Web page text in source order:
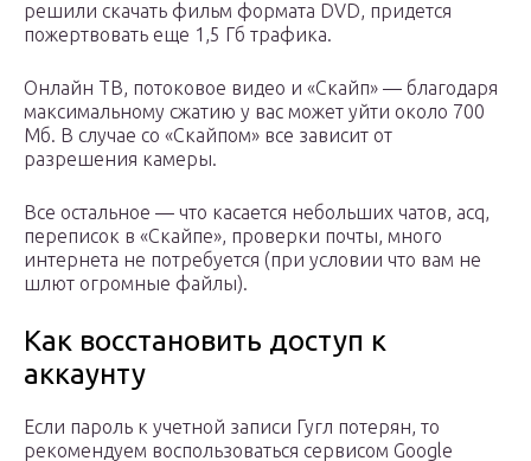
решили скачать фильм формата DVD, придется
пожертвовать еще 1,5 Гб трафика.
Онлайн ТВ, потоковое видео и «Скайп» — благодаря
максимальному сжатию у вас может уйти около 700
Мб. В случае со «Скайпом» все зависит от
разрешения камеры.
Все остальное — что касается небольших чатов, acq,
переписок в «Скайпе», проверки почты, много
интернета не потребуется (при условии что вам не
шлют огромные файлы).
Как восстановить доступ к
аккаунту
Если пароль к учетной записи Гугл потерян, то
рекомендуем воспользоваться сервисом Google